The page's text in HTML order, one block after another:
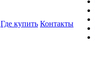
Где купить Контакты